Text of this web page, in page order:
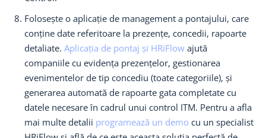
Folosește o aplicație de management a pontajului, care
conține date referitoare la prezențe, concedii, rapoarte
detaliate. Aplicația de pontaj și HRiFlow ajută
companiile cu evidența prezențelor, gestionarea
evenimentelor de tip concediu (toate categoriile), și
generarea automată de rapoarte gata completate cu
datele necesare în cadrul unui control ITM. Pentru a afla
mai multe detalii programează un demo cu un specialist